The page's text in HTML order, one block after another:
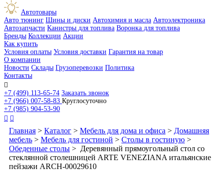
Автотовары
Авто тюнинг Шины и диски Автохимия и масла Автоэлектроника
Автозапчасти Канистры для топлива Воронка для топлива
Бренды Коллекции Акции
Как купить
Условия оплаты Условия доставки Гарантия на товар
О компании
Новости Склады Грузоперевозки Политика
Контакты

+7 (499) 113-65-74 Заказать звонок
+7 (966) 007-58-83 Круглосуточно
+7 (985) 904-53-90
 
Главная > Каталог > Мебель для дома и офиса > Домашняя
мебель > Мебель для гостиной > Столы в гостиную >
Обеденные столы > Деревянный прямоугольный стол со
стеклянной столешницей ARTE VENEZIANA итальянские
пейзажи ARCH-00029610